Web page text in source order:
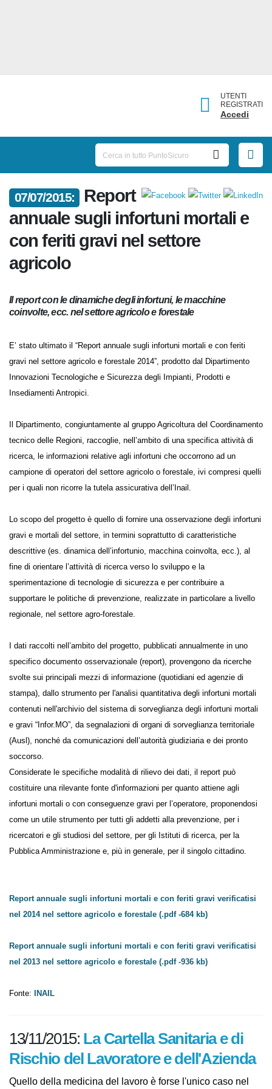
UTENTI
REGISTRATI
Accedi
07/07/2015:
Report annuale sugli infortuni
mortali e con feriti gravi nel
settore agricolo
Il report con le dinamiche degli infortuni, le macchine
coinvolte, ecc. nel settore agricolo e forestale
E’ stato ultimato il “Report annuale sugli infortuni mortali e con feriti
gravi nel settore agricolo e forestale 2014”, prodotto dal Dipartimento
Innovazioni Tecnologiche e Sicurezza degli Impianti, Prodotti e
Insediamenti Antropici.
Il Dipartimento, congiuntamente al gruppo Agricoltura del
Coordinamento tecnico delle Regioni, raccoglie, nell’ambito di una
specifica attività di ricerca, le informazioni relative agli infortuni che
occorrono ad un campione di operatori del settore agricolo o
forestale, ivi compresi quelli per i quali non ricorre la tutela assicurativa
Lo scopo del progetto è quello di fornire una osservazione degli
infortuni gravi e mortali del settore, in termini soprattutto di
caratteristiche descrittive (es. dinamica dell’infortunio, macchina
coinvolta, ecc.), al fine di orientare l’attività di ricerca verso lo sviluppo
e la sperimentazione di tecnologie di sicurezza e per contribuire a
supportare le politiche di prevenzione, realizzate in particolare a livello
I dati raccolti nell’ambito del progetto, pubblicati annualmente in uno
specifico documento osservazionale (report), provengono da ricerche
svolte sui principali mezzi di informazione (quotidiani ed agenzie di
stampa), dallo strumento per l'analisi quantitativa degli infortuni
mortali contenuti nell'archivio del sistema di sorveglianza degli
infortuni mortali e gravi “Infor.MO”, da segnalazioni di organi di
sorveglianza territoriale (Ausl), nonché da comunicazioni dell’autorità
giudiziaria e dei pronto soccorso.
Considerate le specifiche modalità di rilievo dei dati, il report può
costituire una rilevante fonte d'informazioni per quanto attiene agli
infortuni mortali o con conseguenze gravi per l’operatore,
proponendosi come un utile strumento per tutti gli addetti alla
prevenzione, per i ricercatori e gli studiosi del settore, per gli Istituti di
verificatisi nel 2014 nel settore agricolo e forestale (.pdf -684 kb)
verificatisi nel 2013 nel settore agricolo e forestale (.pdf -936 kb)
13/11/2015:La Cartella Sanitaria e